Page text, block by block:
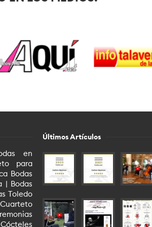
en
para
Bodas
| Bodas
Toledo
Últimos Artículos